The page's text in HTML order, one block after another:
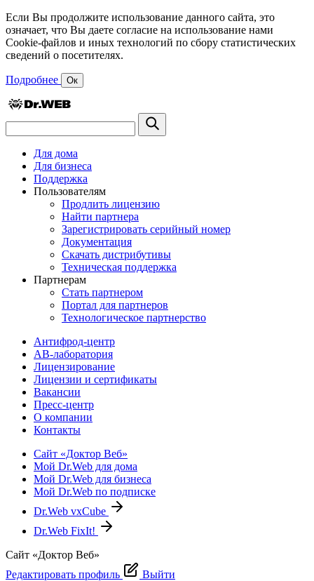
Если Вы продолжите использование данного сайта, это
означает, что Вы даете согласие на использование нами
Cookie-файлов и иных технологий по сбору статистических
сведений о посетителях.
Подробнее Ок
Для дома
Для бизнеса
Поддержка
Пользователям
Продлить лицензию
Найти партнера
Зарегистрировать серийный номер
Документация
Скачать дистрибутивы
Техническая поддержка
Партнерам
Стать партнером
Портал для партнеров
Технологическое партнерство
Антифрод-центр
АВ-лаборатория
Лицензирование
Лицензии и сертификаты
Вакансии
Пресс-центр
О компании
Контакты
Сайт «Доктор Веб»
Мой Dr.Web для дома
Мой Dr.Web для бизнеса
Мой Dr.Web по подписке
Dr.Web vxCube
Dr.Web FixIt!
Сайт «Доктор Веб»
Редактировать профиль
Выйти